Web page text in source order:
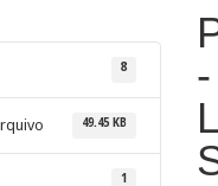
8
49.45 KB
1